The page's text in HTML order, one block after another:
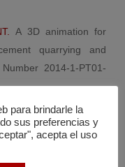
A 3D animation for
quarrying and
2014-1-PT01-
from the European
para brindarle la
sus preferencias y
acepta el uso